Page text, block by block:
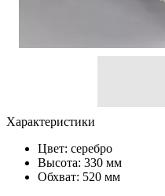
Характеристики
Цвет: серебро
Высота: 330 мм
Обхват: 520 мм